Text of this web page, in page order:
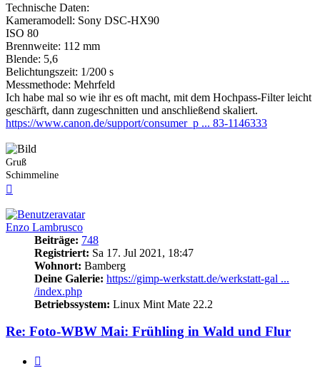
Technische Daten:
Kameramodell: Sony DSC-HX90
ISO 80
Brennweite: 112 mm
Blende: 5,6
Belichtungszeit: 1/200 s
Messmethode: Mehrfeld
Ich habe mal so wie ihr es oft macht, mit dem Hochpass-Filter leicht
geschärft, dann zugeschnitten und anschließend skaliert.
https://www.canon.de/support/consumer_p ... 83-1146333
Gruß
Schimmeline
Enzo Lambrusco
Beiträge: 748
Registriert: Sa 17. Jul 2021, 18:47
Wohnort: Bamberg
Deine Galerie: https://gimp-werkstatt.de/werkstatt-gal ...
/index.php
Betriebssystem: Linux Mint Mate 22.2
Re: Foto-WBW Mai: Frühling in Wald und Flur